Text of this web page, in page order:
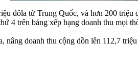
đôla từ Trung Quốc, và hơn 200 triệu
4 trên bảng xếp hạng doanh thu mọi
nâng doanh thu cộng dồn lên 112,7